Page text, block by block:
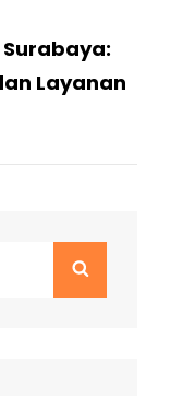
Layanan
Search